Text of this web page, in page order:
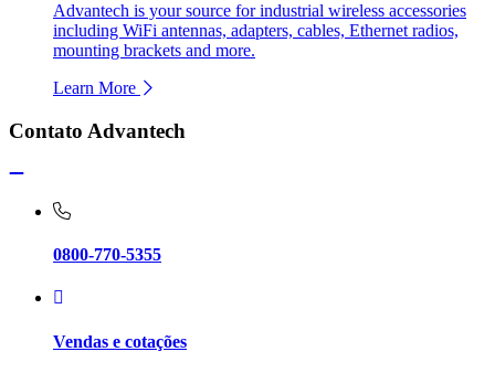
Advantech is your source for industrial wireless accessories
including WiFi antennas, adapters, cables, Ethernet radios,
mounting brackets and more.
Learn More
Contato Advantech
0800-770-5355
Vendas e cotações